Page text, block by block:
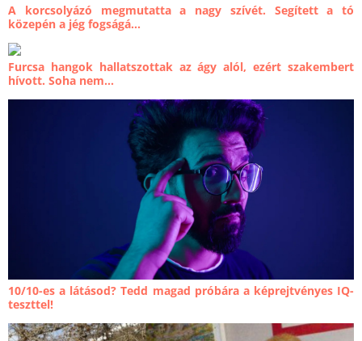
A korcsolyázó megmutatta a nagy szívét. Segített a tó
közepén a jég fogságá...
Furcsa hangok hallatszottak az ágy alól, ezért szakembert
hívott. Soha nem...
10/10-es a látásod? Tedd magad próbára a képrejtvényes IQ-
teszttel!